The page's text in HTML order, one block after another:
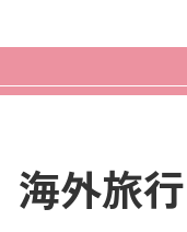
海外旅行